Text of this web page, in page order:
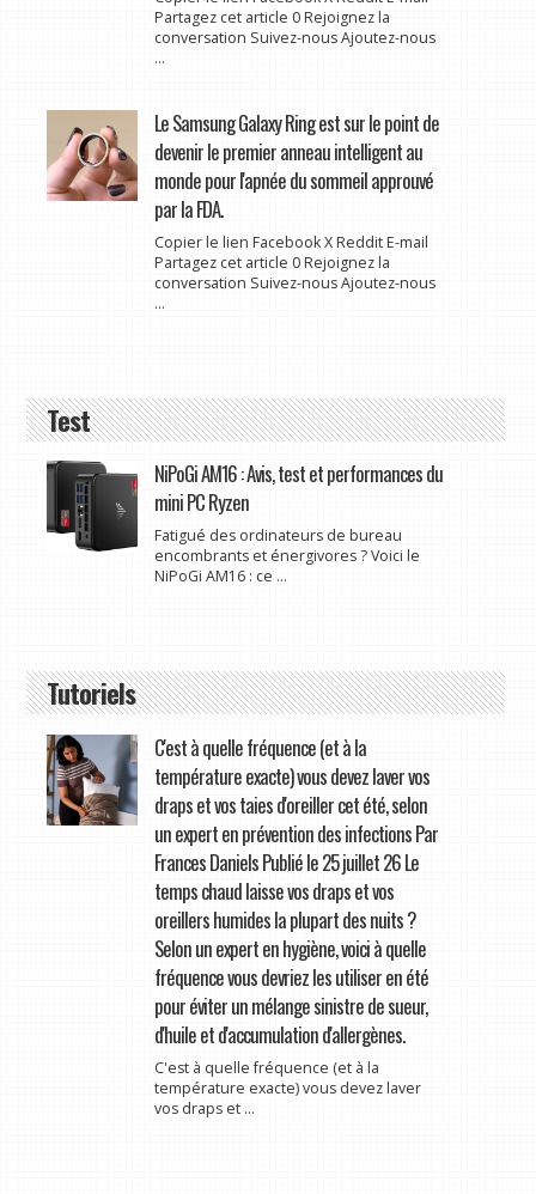
Partagez cet article 0 Rejoignez la
conversation Suivez-nous Ajoutez-nous
...
Le Samsung Galaxy Ring est sur le point de
devenir le premier anneau intelligent au
monde pour l'apnée du sommeil approuvé
par la FDA.
Copier le lien Facebook X Reddit E-mail
Partagez cet article 0 Rejoignez la
conversation Suivez-nous Ajoutez-nous
...
Test
NiPoGi AM16 : Avis, test et performances du
mini PC Ryzen
Fatigué des ordinateurs de bureau
encombrants et énergivores ? Voici le
NiPoGi AM16 : ce ...
Tutoriels
C'est à quelle fréquence (et à la
température exacte) vous devez laver vos
draps et vos taies d'oreiller cet été, selon
un expert en prévention des infections Par
Frances Daniels Publié le 25 juillet 26 Le
temps chaud laisse vos draps et vos
oreillers humides la plupart des nuits ?
Selon un expert en hygiène, voici à quelle
fréquence vous devriez les utiliser en été
pour éviter un mélange sinistre de sueur,
d'huile et d'accumulation d'allergènes.
C'est à quelle fréquence (et à la
température exacte) vous devez laver
vos draps et ...